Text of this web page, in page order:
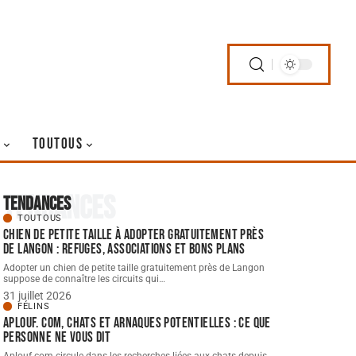
TOUTOUS
Tendances
Tendances
TOUTOUS
Chien de petite taille à adopter gratuitement près
de langon : refuges, associations et bons plans
Adopter un chien de petite taille gratuitement près de Langon
suppose de connaître les circuits qui…
31 juillet 2026
FÉLINS
Aplouf. com, chats et arnaques potentielles : ce que
personne ne vous dit